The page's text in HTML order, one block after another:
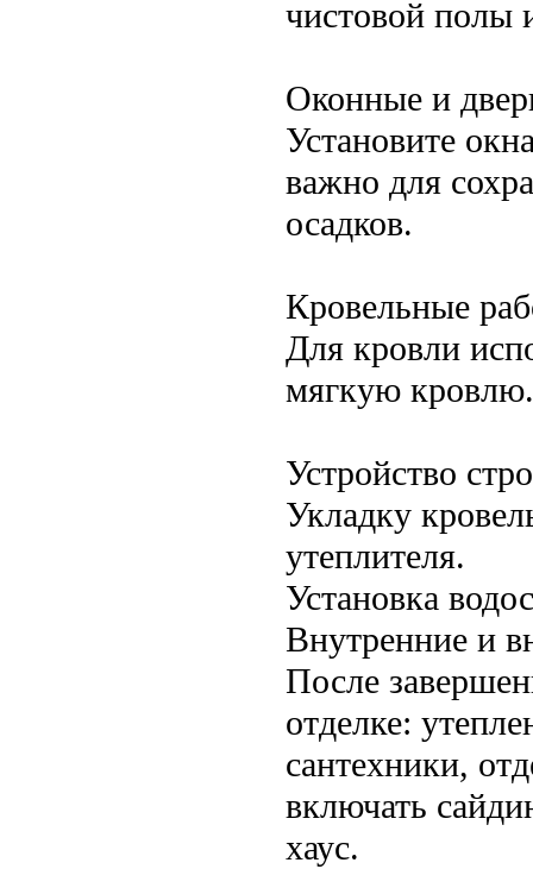
чистовой полы
Оконные и
Установите
важно для
осадков.
Кровельные
Для кровли
мягкую
Устройство
Укладку
утеплителя.
Установка
Внутренние и
После
отделке:
сантехники,
включать
хаус.